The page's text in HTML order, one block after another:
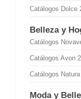
Catálogos Dolce
Belleza y
Catálogos
Catálogos Avon
Catálogos
Moda y